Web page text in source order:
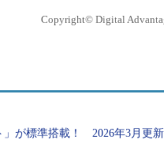
Copyright© Digital
」が標準搭載！ 2026年3月更